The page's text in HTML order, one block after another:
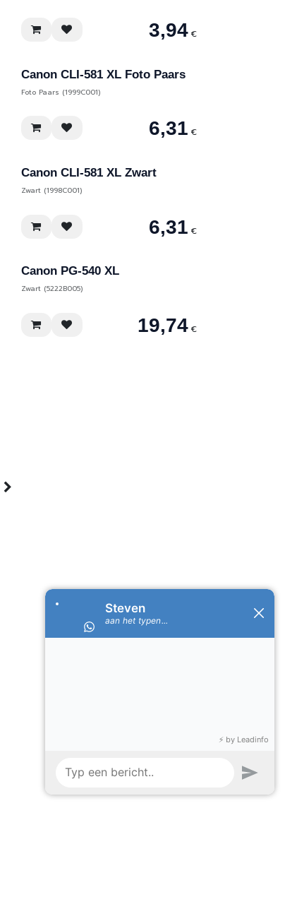
3,94 €
Canon CLI-581 XL Foto Paars
Foto Paars (1999C001)
6,31 €
Canon CLI-581 XL Zwart
Zwart (1998C001)
6,31 €
Canon PG-540 XL
Zwart (5222B005)
19,74 €